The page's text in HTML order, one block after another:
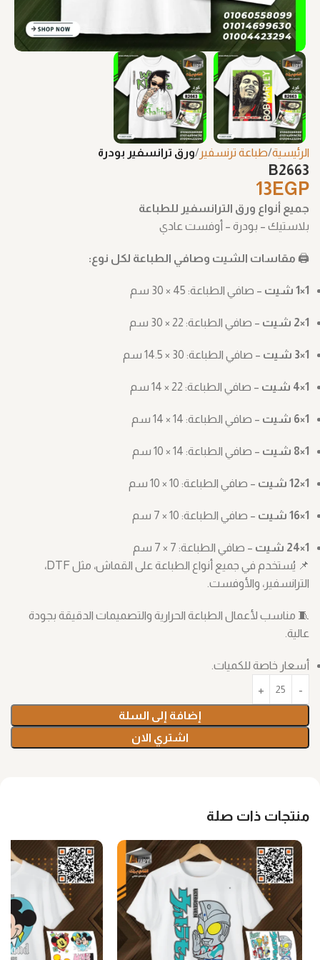
الرئيسية طباعة ترنسفير ورق ترانسفير بودرة
B2663
13 EGP
جميع أنواع ورق الترانسفير للطباعة
بلاستيك – بودرة – أوفست عادي
🖨️ مقاسات الشيت وصافي الطباعة لكل نوع:
1×1 شيت – صافي الطباعة: ‎30 × 45 سم
1×2 شيت – صافي الطباعة: ‎30 × 22 سم
1×3 شيت – صافي الطباعة: ‎14.5 × 30 سم
1×4 شيت – صافي الطباعة: ‎14 × 22 سم
1×6 شيت – صافي الطباعة: ‎14 × 14 سم
1×8 شيت – صافي الطباعة: ‎10 × 14 سم
1×12 شيت – صافي الطباعة: ‎10 × 10 سم
1×16 شيت – صافي الطباعة: ‎7 × 10 سم
1×24 شيت
– صافي الطباعة: ‎7 × 7 سم
📌 يُستخدم في جميع أنواع الطباعة على القماش، مثل DTF،
الترانسفير، والأوفست.
🧵 مناسب لأعمال الطباعة الحرارية والتصميمات الدقيقة بجودة
عالية.
أسعار خاصة للكميات.
إضافة إلى السلة
اشتري الان
منتجات ذات صلة